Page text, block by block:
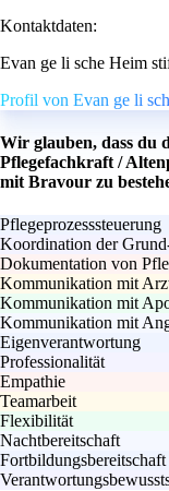
Kontaktdaten:
Evan ge li sche Heim
Profil von Evan ge li
Wir glauben, dass du
Pflegefachkraft /
mit Bravour zu
Pflegeprozesssteuerung
Koordination der
Dokumentation von
Kommunikation mit
Kommunikation mit
Kommunikation mit
Eigenverantwortung
Professionalität
Empathie
Teamarbeit
Flexibilität
Nachtbereitschaft
Fortbildungsbereitschaft